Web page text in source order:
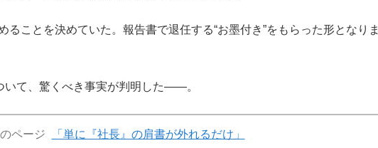
ることを決めていた。報告書で退任する“お墨付き”をもらった形となりま
いて、驚くべき事実が判明した――。
ページ 「単に『社長』の肩書が外れるだけ」